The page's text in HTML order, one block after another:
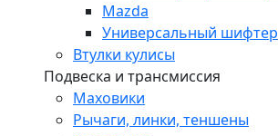
Mazda
Универсальный шифтер
Втулки кулисы
Подвеска и трансмиссия
Маховики
Рычаги, линки, теншены